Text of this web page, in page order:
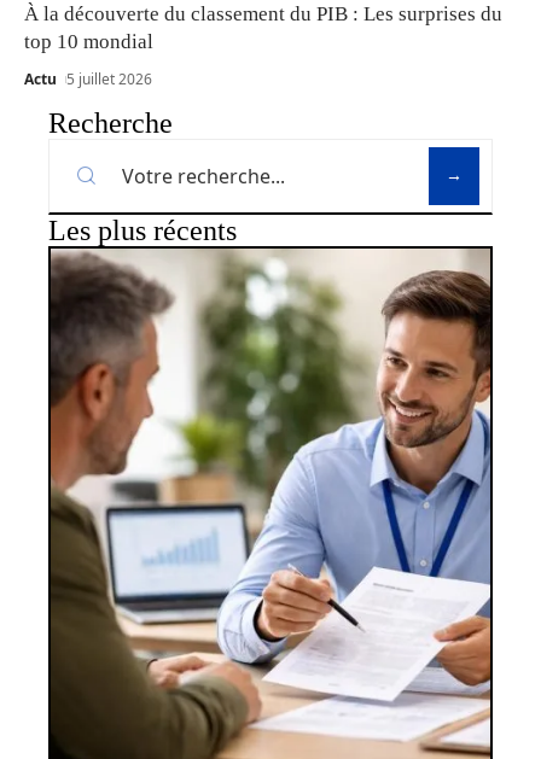
À la découverte du classement du PIB : Les surprises du
top 10 mondial
Actu 5 juillet 2026
Recherche
Les plus récents